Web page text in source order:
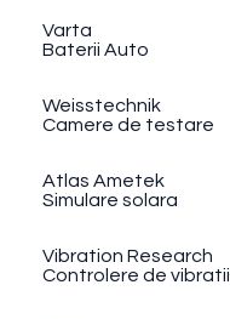
Varta
Baterii Auto
Weisstechnik
Camere de testare
Atlas Ametek
Simulare solara
Vibration Research
Controlere de vibratii